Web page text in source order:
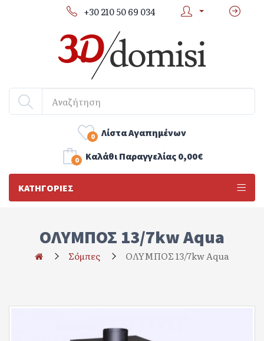
+30 210 50 69 034
0 Λίστα Αγαπημένων
0 Kαλάθι Παραγγελίας 0,00€
ΚΑΤΗΓΟΡΊΕΣ
ΟΛΥΜΠΟΣ 13/7kw Aqua
Σόμπες ΟΛΥΜΠΟΣ 13/7kw Aqua